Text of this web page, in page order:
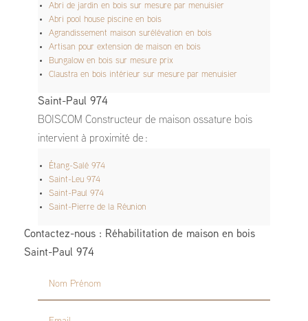
Abri de jardin en bois sur mesure par menuisier
Abri pool house piscine en bois
Agrandissement maison surélévation en bois
Artisan pour extension de maison en bois
Bungalow en bois sur mesure prix
Claustra en bois intérieur sur mesure par menuisier
Saint-Paul 974
BOISCOM Constructeur de maison ossature bois
intervient à proximité de :
Étang-Salé 974
Saint-Leu 974
Saint-Paul 974
Saint-Pierre de la Réunion
Contactez-nous : Réhabilitation de maison en bois
Saint-Paul 974
Nom Prénom
Email